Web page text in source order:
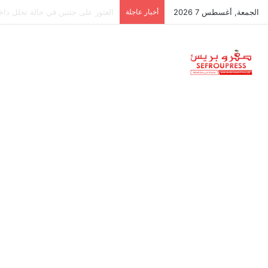
الجمعة, أغسطس 7 2026 أخبار عاجلة جمعية استقلالية في جزر